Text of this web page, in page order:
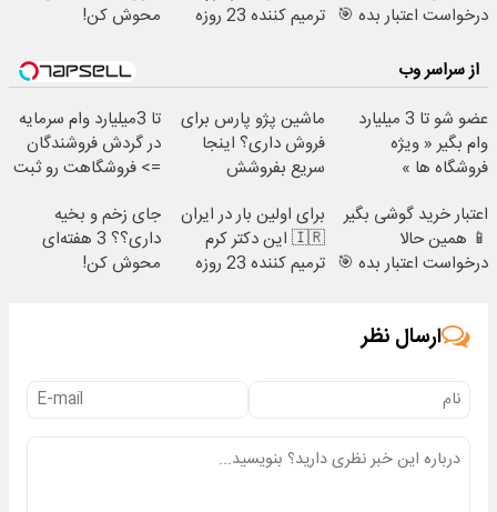
درخواست اعتبار بده 🎯
ترمیم کننده 23 روزه
محوش کن!
از سراسر وب
عضو شو تا 3 میلیارد
وام بگیر « ویژه
فروشگاه ها »
ماشین پژو پارس برای
فروش داری؟ اینجا
سریع بفروشش
تا 3میلیارد وام سرمایه
در گردش فروشندگان
=> فروشگاهت رو ثبت
اعتبار خرید گوشی بگیر
📱 همین حالا
درخواست اعتبار بده 🎯
برای اولین بار در ایران
🇮🇷 این دکتر کرم
ترمیم کننده 23 روزه
جای زخم و بخیه
داری؟؟ 3 هفته‌ای
محوش کن!
ارسال نظر